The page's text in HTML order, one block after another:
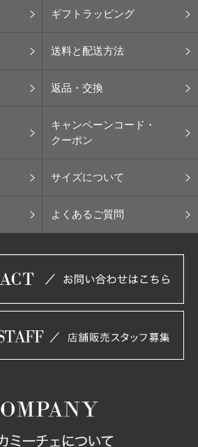
ギフトラッピング
送料と配送方法
返品・交換
キャンペーンコード・
クーポン
サイズについて
よくあるご質問